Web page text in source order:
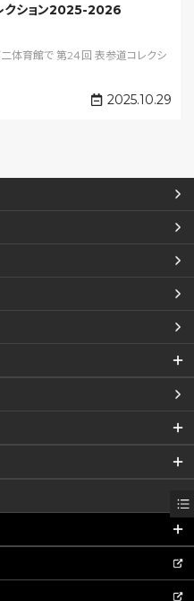
クション2025-2026
体育館で 第2４回 表参道コレクシ
2025.10.29